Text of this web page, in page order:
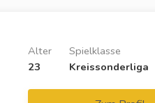
Spielklasse
Kreissonderliga
Alter
23